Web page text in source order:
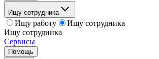
Ищу сотрудника
Ищу работу
Ищу сотрудника
Ищу сотрудника
Сервисы
Помощь